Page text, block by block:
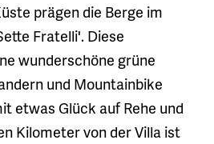
prägen die Berge im
Fratelli'. Diese
wunderschöne grüne
und Mountainbike
etwas Glück auf Rehe und
Kilometer von der Villa ist